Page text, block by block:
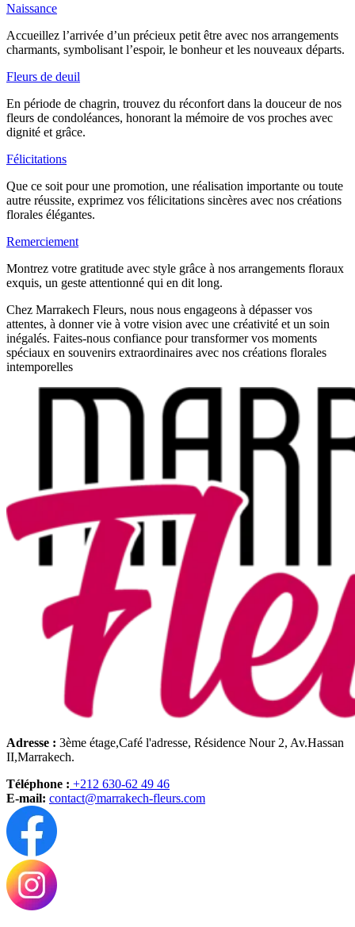
Naissance
Accueillez l’arrivée d’un précieux petit être avec nos arrangements
charmants, symbolisant l’espoir, le bonheur et les nouveaux départs.
Fleurs de deuil
En période de chagrin, trouvez du réconfort dans la douceur de nos
fleurs de condoléances, honorant la mémoire de vos proches avec
dignité et grâce.
Félicitations
Que ce soit pour une promotion, une réalisation importante ou toute
autre réussite, exprimez vos félicitations sincères avec nos créations
florales élégantes.
Remerciement
Montrez votre gratitude avec style grâce à nos arrangements floraux
exquis, un geste attentionné qui en dit long.
Chez Marrakech Fleurs, nous nous engageons à dépasser vos
attentes, à donner vie à votre vision avec une créativité et un soin
inégalés. Faites-nous confiance pour transformer vos moments
spéciaux en souvenirs extraordinaires avec nos créations florales
intemporelles
Adresse : 3ème étage,Café l'adresse, Résidence Nour 2, Av.Hassan
II,Marrakech.
Téléphone : +212 630-62 49 46
E-mail: contact@marrakech-fleurs.com